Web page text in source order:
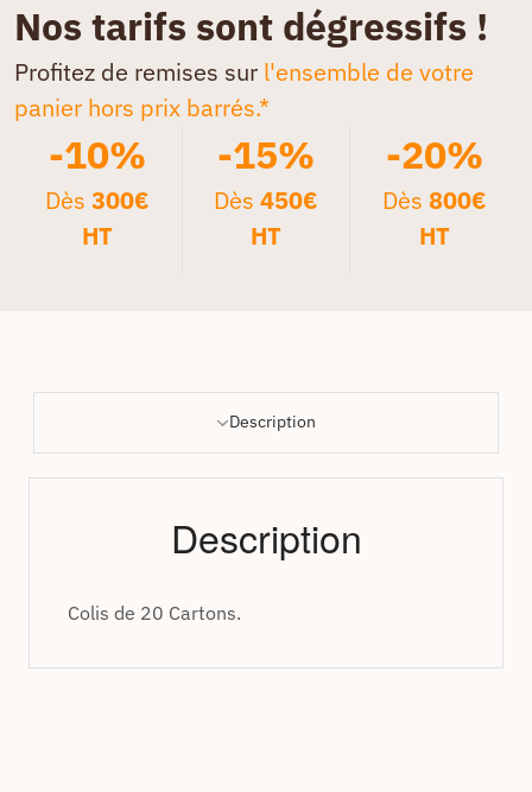
Nos tarifs sont dégressifs !
Profitez de remises sur l'ensemble de votre
panier hors prix barrés.*
-10%
Dès300€
HT
-15%
Dès 450€
HT
-20%
Dès 800€
HT
Description
Description
Colis de 20 Cartons.